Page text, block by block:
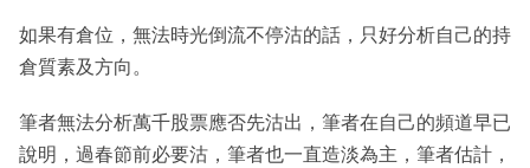
如果有倉位，無法時光倒流不停沽的話，只好分析自己的持
倉質素及方向。
筆者無法分析萬千股票應否先沽出，筆者在自己的頻道早已
說明，過春節前必要沽，筆者也一直造淡為主，筆者估計，